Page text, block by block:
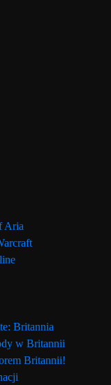
Aria
Britannia
w Britannii
Britannii!